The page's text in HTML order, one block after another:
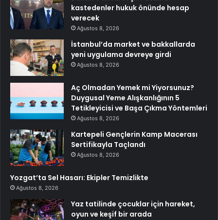
kastedenler hukuk önünde hesap
verecek
Ağustos 8, 2026
İstanbul’da market ve bakkallarda
yeni uygulama devreye girdi
Ağustos 8, 2026
Aç Olmadan Yemek mi Yiyorsunuz?
Duygusal Yeme Alışkanlığının 5
Tetikleyicisi ve Başa Çıkma Yöntemleri
Ağustos 8, 2026
Kartepeli Gençlerin Kamp Macerası
Sertifikayla Taçlandı
Ağustos 8, 2026
Yozgat’ta Sel Hasarı: Ekipler Temizlikte
Ağustos 8, 2026
Yaz tatilinde çocuklar için hareket,
oyun ve keşif bir arada